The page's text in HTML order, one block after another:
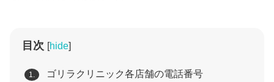
目次 [hide]
1. ゴリラクリニック各店舗の電話番号